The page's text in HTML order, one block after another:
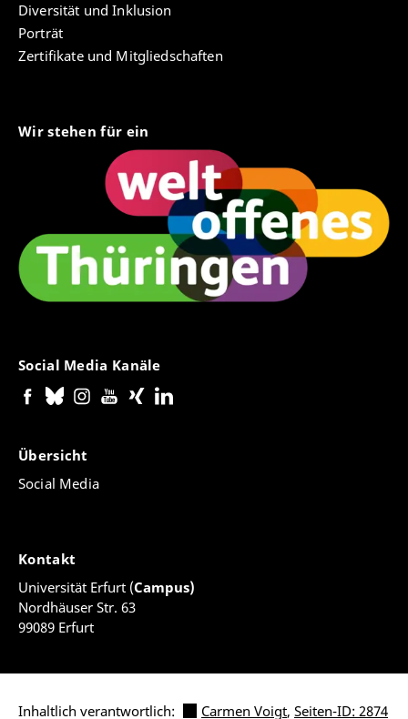
Diversität und Inklusion
Porträt
Zertifikate und Mitgliedschaften
Wir stehen für ein
Social Media Kanäle
Übersicht
Social Media
Kontakt
Universität Erfurt (Campus)
Nordhäuser Str. 63
99089 Erfurt
Inhaltlich verantwortlich: Carmen Voigt, Seiten-ID: 2874